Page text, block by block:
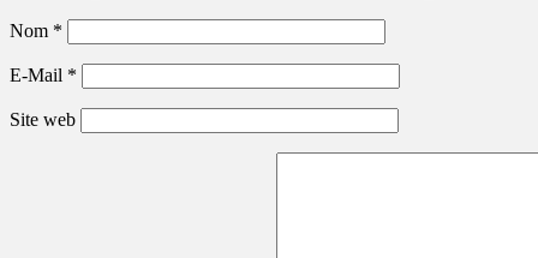
Nom *
E-Mail *
Site web